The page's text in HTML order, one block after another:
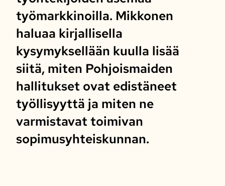
työmarkkinoilla. Mikkonen
haluaa kirjallisella
kysymyksellään kuulla lisää
siitä, miten Pohjoismaiden
hallitukset ovat edistäneet
työllisyyttä ja miten ne
varmistavat toimivan
sopimusyhteiskunnan.